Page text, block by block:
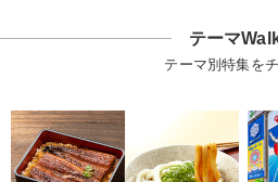
テーマ
テーマ別特集を